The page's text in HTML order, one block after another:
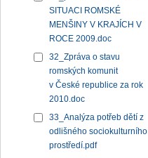
SITUACI ROMSKÉ
MENŠINY V KRAJÍCH V
ROCE 2009.doc
32_Zpráva o stavu
romských komunit
v České republice za rok
2010.doc
33_Analýza potřeb dětí z
odlišného sociokulturního
prostředí.pdf